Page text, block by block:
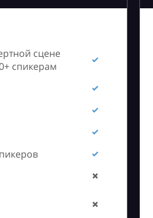
сцене
спикерам